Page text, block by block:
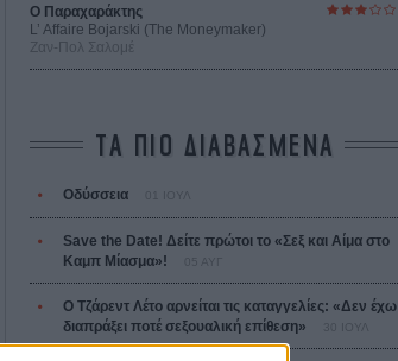
Ο Παραχαράκτης
L’ Affaire Bojarski (The Moneymaker)
Ζαν-Πολ Σαλομέ
ΤΑ ΠΙΟ ΔΙΑΒΑΣΜΕΝΑ
Οδύσσεια
Save the Date! Δείτε πρώτοι το «Σεξ και Αίμα στο
Καμπ Μίασμα»!
Ο Τζάρεντ Λέτο αρνείται τις καταγγελίες: «Δεν έχω
διαπράξει ποτέ σεξουαλική επίθεση»